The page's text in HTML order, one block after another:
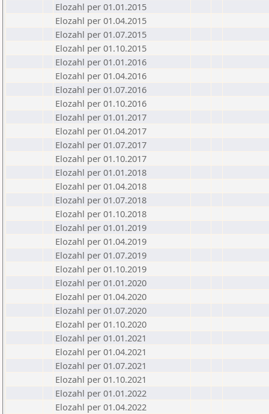
Elozahl per 01.01.2015
Elozahl per 01.04.2015
Elozahl per 01.07.2015
Elozahl per 01.10.2015
Elozahl per 01.01.2016
Elozahl per 01.04.2016
Elozahl per 01.07.2016
Elozahl per 01.10.2016
Elozahl per 01.01.2017
Elozahl per 01.04.2017
Elozahl per 01.07.2017
Elozahl per 01.10.2017
Elozahl per 01.01.2018
Elozahl per 01.04.2018
Elozahl per 01.07.2018
Elozahl per 01.10.2018
Elozahl per 01.01.2019
Elozahl per 01.04.2019
Elozahl per 01.07.2019
Elozahl per 01.10.2019
Elozahl per 01.01.2020
Elozahl per 01.04.2020
Elozahl per 01.07.2020
Elozahl per 01.10.2020
Elozahl per 01.01.2021
Elozahl per 01.04.2021
Elozahl per 01.07.2021
Elozahl per 01.10.2021
Elozahl per 01.01.2022
Elozahl per 01.04.2022